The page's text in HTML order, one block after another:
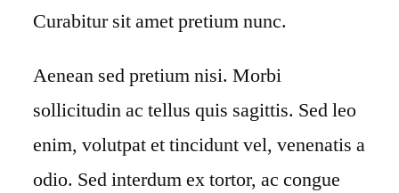
Curabitur sit amet pretium nunc.
Aenean sed pretium nisi. Morbi
sollicitudin ac tellus quis sagittis. Sed leo
enim, volutpat et tincidunt vel, venenatis a
odio. Sed interdum ex tortor, ac congue